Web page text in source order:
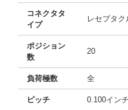
コネクタタ
イプ
レセプタク
ポジション
数
20
負荷極数 全
ピッチ 0.100イン